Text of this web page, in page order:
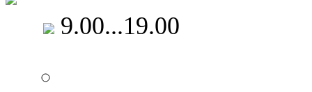
9.00...19.00